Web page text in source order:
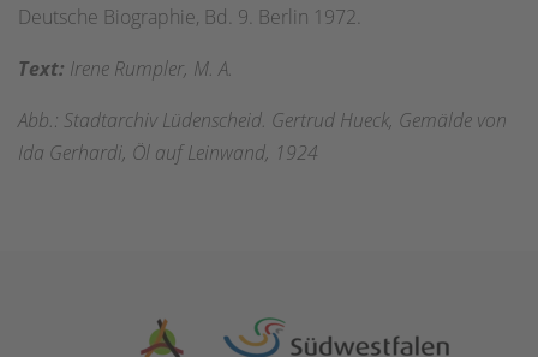
Deutsche Biographie, Bd. 9. Berlin 1972.
Text: Irene Rumpler, M. A.
Abb.: Stadtarchiv Lüdenscheid. Gertrud Hueck, Gemälde von
Ida Gerhardi, Öl auf Leinwand, 1924